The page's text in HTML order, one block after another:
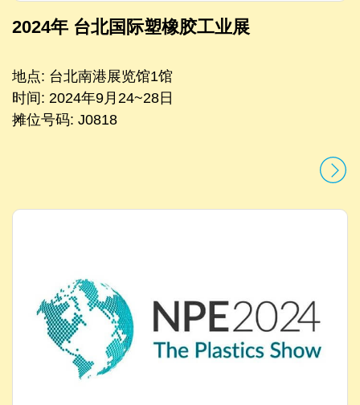
2024年 台北国际塑橡胶工业展
地点: 台北南港展览馆1馆
时间: 2024年9月24~28日
摊位号码: J0818